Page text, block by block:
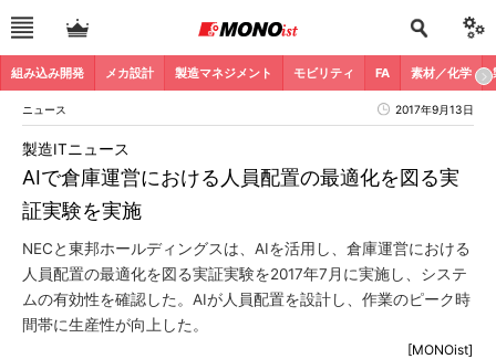
組み込み開発 メカ設計 製造マネジメント モビリティ FA 素材／化学
ニュース 2017年9月13日
AIで倉庫運営における人員配置の最適化を図る実
証実験を実施
製造ITニュース
NECと東邦ホールディングスは、AIを活用し、倉庫運営における
人員配置の最適化を図る実証実験を2017年7月に実施し、システ
ムの有効性を確認した。AIが人員配置を設計し、作業のピーク時
間帯に生産性が向上した。
[MONOist]